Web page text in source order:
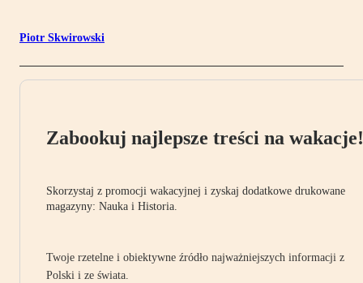
Piotr Skwirowski
Zabookuj najlepsze treści na wakacje!
Skorzystaj z promocji wakacyjnej i zyskaj dodatkowe drukowane
magazyny: Nauka i Historia.
Twoje rzetelne i obiektywne źródło najważniejszych informacji z
Polski i ze świata.